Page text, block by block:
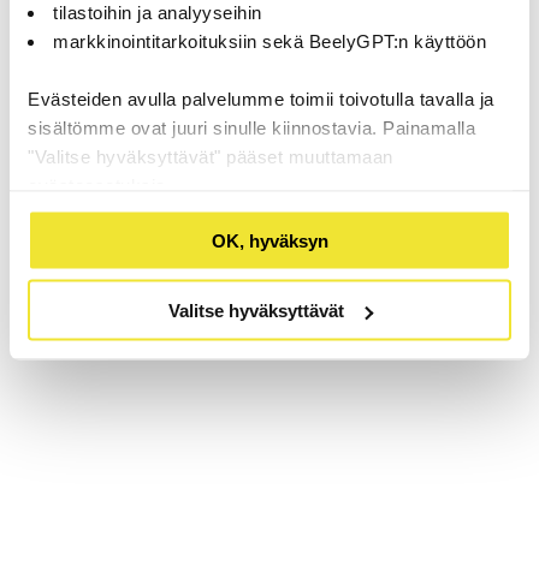
tilastoihin ja analyyseihin
markkinointitarkoituksiin sekä BeelyGPT:n käyttöön
Evästeiden avulla palvelumme toimii toivotulla tavalla ja
sisältömme ovat juuri sinulle kiinnostavia. Painamalla
"Valitse hyväksyttävät" pääset muuttamaan
OK, hyväksyn
Valitse hyväksyttävät